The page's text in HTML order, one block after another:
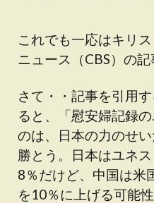
これでも一応はキリ
ニュース（CBS）の記
さて・・記事を引用
ると、「慰安婦記録
のは、日本の力のせ
勝とう。日本はユネ
8％だけど、中国は米
を10％に上げる可能